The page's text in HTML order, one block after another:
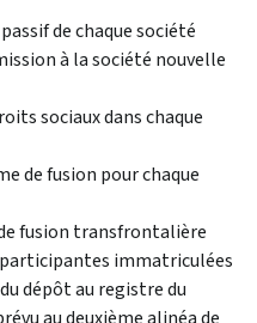
de chaque société
à la société nouvelle
sociaux dans chaque
de fusion pour chaque
fusion transfrontalière
immatriculées
dépôt au registre du
au deuxième alinéa de